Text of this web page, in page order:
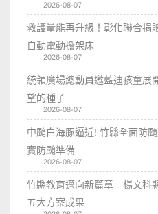
2026-08-07
救護量能再升級！彰化聯合
自動電動擔架床
2026-08-07
統領廣場總動員邀藍迪孩童
望的種子
2026-08-07
中颱白海豚逼近! 竹縣全面防
實防颱準備
2026-08-07
竹縣教育邁向新篇章 楊文科
五大方案成果